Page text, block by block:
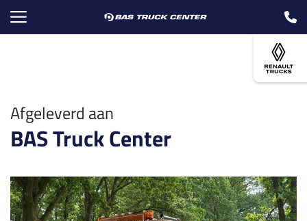
Afgeleverd aan
BAS Truck Center